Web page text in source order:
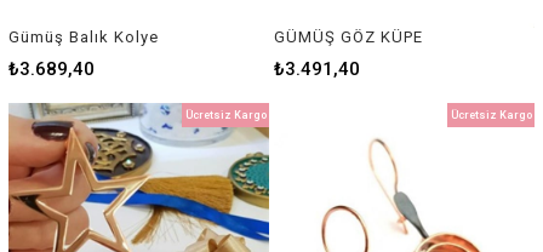
Gümüş Balık Kolye
₺3.689,40
GÜMÜŞ GÖZ KÜPE
₺3.491,40
Ücretsiz Kargo Ücretsiz Kargo